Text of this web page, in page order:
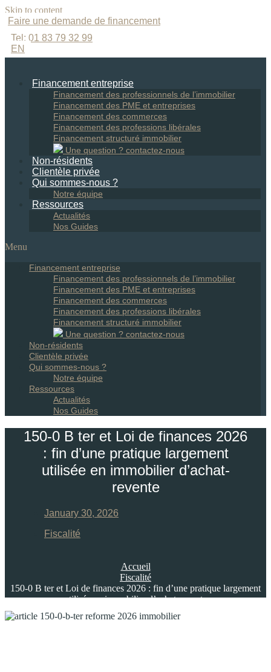
Skip to content
Faire une demande de financement
Tel: 01 83 79 32 99​
EN
Financement entreprise
Financement des professionnels de l’immobilier
Financement des PME et entreprises
Financement des commerces
Financement des professions libérales
Financement structuré immobilier
Une question ? contactez-nous
Non-résidents
Clientèle privée
Qui sommes-nous ?
Notre équipe
Ressources
Actualités
Nos Guides
Menu
Financement entreprise
Financement des professionnels de l’immobilier
Financement des PME et entreprises
Financement des commerces
Financement des professions libérales
Financement structuré immobilier
Une question ? contactez-nous
Non-résidents
Clientèle privée
Qui sommes-nous ?
Notre équipe
Ressources
Actualités
Nos Guides
150-0 B ter et Loi de finances 2026
: fin d’une pratique largement
utilisée en immobilier d’achat-
revente
January 30, 2026
Fiscalité
Accueil
Fiscalité
150-0 B ter et Loi de finances 2026 : fin d’une pratique largement
utilisée en immobilier d’achat-revente